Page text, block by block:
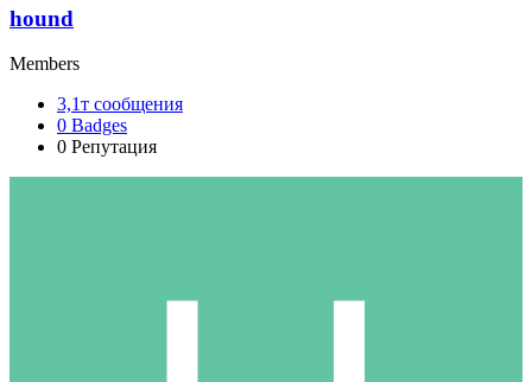
hound
Members
3,1т сообщения
0 Badges
0 Репутация